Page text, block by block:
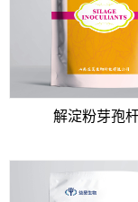
解淀粉芽孢